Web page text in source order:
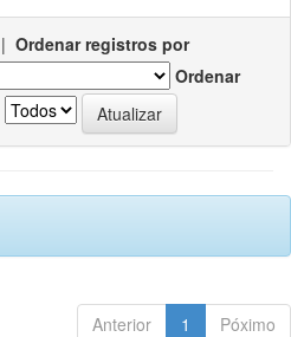
| Ordenar registros por
Ordenar
Anterior 1 Póximo